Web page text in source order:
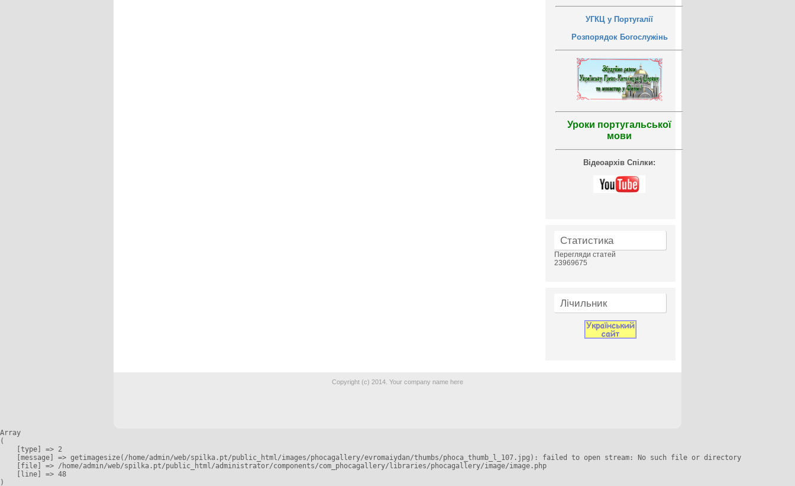
УГКЦ у Португалії
Розпорядок Богослужінь
Уроки португальської
мови
Відеоархів Спілки:
Статистика
Перегляди статей
23969675
Лічильник
Copyright (c) 2014. Your company name here
Array
(
    [type] => 2
    [message] => getimagesize(/home/admin/web/spilka.pt/public_html/images/phocagallery/evromaiydan/thumbs/phoca_thumb_l_107.jpg): failed to open stream: No such file or directory
    [file] => /home/admin/web/spilka.pt/public_html/administrator/components/com_phocagallery/libraries/phocagallery/image/image.php
    [line] => 48